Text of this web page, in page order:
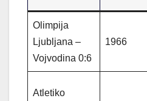
Olimpija
Ljubljana –
Vojvodina 0:6
1966
Atletiko